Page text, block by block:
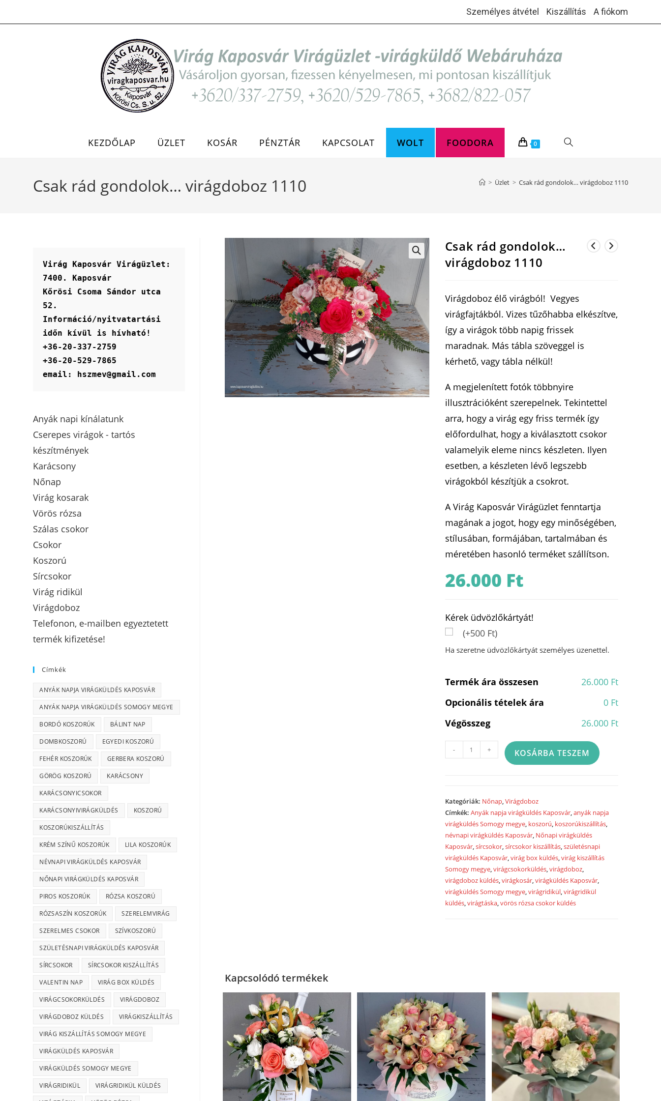
Személyes átvétel Kiszállítás A fiókom
KEZDŐLAP ÜZLET KOSÁR PÉNZTÁR KAPCSOLAT WOLT FOODORA 0 TOGGLE
Csak rád gondolok… virágdoboz 1110 > Üzlet > Csak rád gondolok… virágdoboz 1110
Csak rád gondolok…
virágdoboz 1110
Virágdoboz élő virágból! Vegyes
virágfajtákból. Vizes tűzőhabba elkészítve,
így a virágok több napig frissek
maradnak. Más tábla szöveggel is
kérhető, vagy tábla nélkül!
A megjelenített fotók többnyire
illusztrációként szerepelnek. Tekintettel
arra, hogy a virág egy friss termék így
előfordulhat, hogy a kiválasztott csokor
valamelyik eleme nincs készleten. Ilyen
esetben, a készleten lévő legszebb
virágokból készítjük a csokrot.
A Virág Kaposvár Virágüzlet fenntartja
magának a jogot, hogy egy minőségében,
stílusában, formájában, tartalmában és
méretében hasonló terméket szállítson.
26.000 Ft
Kérek üdvözlőkártyát!
(+500 Ft)
Ha szeretne üdvözlőkártyát személyes üzenettel.
Termék ára összesen
26.000 Ft
Opcionális tételek ára
0 Ft
Végösszeg
26.000 Ft
rád
mennyiség
- + KOSÁRBA TESZEM
Kategóriák: Nőnap,Virágdoboz
Címkék: Anyák napja virágküldés Kaposvár,anyák napja
virágküldés Somogy megye, koszorú, koszorúkiszállítás,
névnapi virágküldés Kaposvár, Nőnapi virágküldés
Kaposvár,sírcsokor,sírcsokor kiszállítás,születésnapi
virágküldés Kaposvár,virág box küldés,virág kiszállítás
Somogy megye,virágcsokorküldés,virágdoboz,
virágdoboz küldés,virágkosár,virágküldés Kaposvár,
virágküldés Somogy megye,virágridikül,virágridikül
küldés,virágtáska,vörös rózsa csokor küldés
Kapcsolódó termékek
Virág Kaposvár Virágüzlet:
7400. Kaposvár
Kőrösi Csoma Sándor utca
52.
Információ/nyitvatartási
időn kívül is hívható!
+36-20-337-2759
+36-20-529-7865
email: hszmev@gmail.com
Anyák napi kínálatunk
Cserepes virágok - tartós
készítmények
Karácsony
Nőnap
Virág kosarak
Vörös rózsa
Szálas csokor
Csokor
Koszorú
Sírcsokor
Virág ridikül
Virágdoboz
Telefonon, e-mailben egyeztetett
termék kifizetése!
Címkék
ANYÁK NAPJA VIRÁGKÜLDÉS KAPOSVÁR
ANYÁK NAPJA VIRÁGKÜLDÉS SOMOGY MEGYE
BORDÓ KOSZORÚK BÁLINT NAP
DOMBKOSZORÚ EGYEDI KOSZORÚ
FEHÉR KOSZORÚK GERBERA KOSZORÚ
GÖRÖG KOSZORÚ KARÁCSONY
KARÁCSONYICSOKOR
KARÁCSONYIVIRÁGKÜLDÉS KOSZORÚ
KOSZORÚKISZÁLLÍTÁS
KRÉM SZÍNŰ KOSZORÚK LILA KOSZORÚK
NÉVNAPI VIRÁGKÜLDÉS KAPOSVÁR
NŐNAPI VIRÁGKÜLDÉS KAPOSVÁR
PIROS KOSZORÚK RÓZSA KOSZORÚ
RÓZSASZÍN KOSZORÚK SZERELEMVIRÁG
SZERELMES CSOKOR SZÍVKOSZORÚ
SZÜLETÉSNAPI VIRÁGKÜLDÉS KAPOSVÁR
SÍRCSOKOR SÍRCSOKOR KISZÁLLÍTÁS
VALENTIN NAP VIRÁG BOX KÜLDÉS
VIRÁGCSOKORKÜLDÉS VIRÁGDOBOZ
VIRÁGDOBOZ KÜLDÉS VIRÁGKISZÁLLÍTÁS
VIRÁG KISZÁLLÍTÁS SOMOGY MEGYE
VIRÁGKÜLDÉS KAPOSVÁR
VIRÁGKÜLDÉS SOMOGY MEGYE
VIRÁGRIDIKÜL VIRÁGRIDIKÜL KÜLDÉS